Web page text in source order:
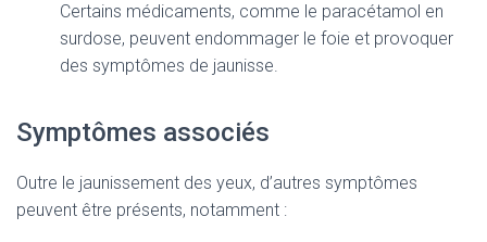
Certains médicaments, comme le paracétamol en
surdose, peuvent endommager le foie et provoquer
des symptômes de jaunisse.
Symptômes associés
Outre le jaunissement des yeux, d’autres symptômes
peuvent être présents, notamment :